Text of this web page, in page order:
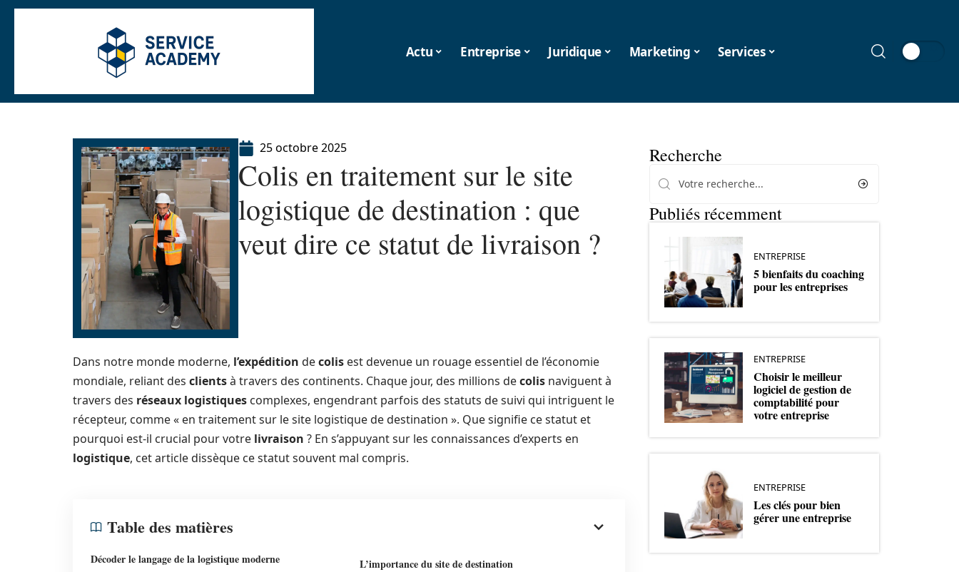
Actu Entreprise Juridique Marketing Services
25 octobre 2025
Colis en traitement sur le site
logistique de destination : que
veut dire ce statut de livraison ?
Dans notre monde moderne, l’expédition decolis est devenue un rouage essentiel de l’économie
mondiale, reliant des clientsà travers des continents. Chaque jour, des millions decolis naviguent à
travers des réseaux logistiques complexes, engendrant parfois des statuts de suivi qui intriguent le
récepteur, comme « en traitement sur le site logistique de destination ». Que signifie ce statut et
pourquoi est-il crucial pour votre livraison ? En s’appuyant sur les connaissances d’experts en
logistique, cet article dissèque ce statut souvent mal compris.
Table des matières
Décoder le langage de la logistique moderne
L’importance du site de destination
Recherche
Publiés récemment
ENTREPRISE
5 bienfaits du coaching
pour les entreprises
ENTREPRISE
Choisir le meilleur
logiciel de gestion de
comptabilité pour
votre entreprise
ENTREPRISE
Les clés pour bien
gérer une entreprise